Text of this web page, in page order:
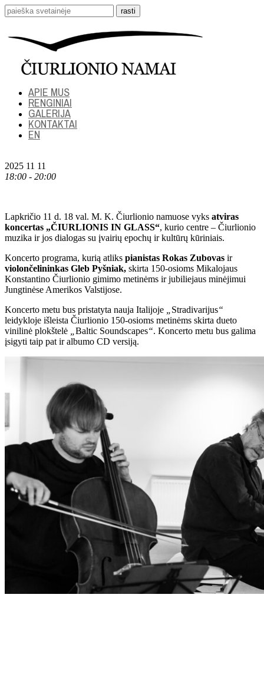
APIE MUS
RENGINIAI
GALERIJA
KONTAKTAI
EN
2025 11 11
18:00 - 20:00
Lapkričio 11 d. 18 val. M. K. Čiurlionio namuose vyks atviras
koncertas „ČIURLIONIS IN GLASS“, kurio centre – Čiurlionio
muzika ir jos dialogas su įvairių epochų ir kultūrų kūriniais.
Koncerto programa, kurią atliks pianistas Rokas Zubovas ir
violončelininkas Gleb Pyšniak, skirta 150-osioms Mikalojaus
Konstantino Čiurlionio gimimo metinėms ir jubiliejaus minėjimui
Jungtinėse Amerikos Valstijose.
Koncerto metu bus pristatyta nauja Italijoje
Stradivarijus“
leidykloje išleista Čiurlionio 150-osioms metinėms skirta dueto
vinilinė plokštelė
Baltic Soundscapes“. Koncerto metu bus galima
įsigyti taip pat ir albumo CD versiją.